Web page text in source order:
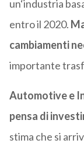
un‘industria
entro il 2020.
cambiamenti
importante
Automotive e
pensa di
stima che si